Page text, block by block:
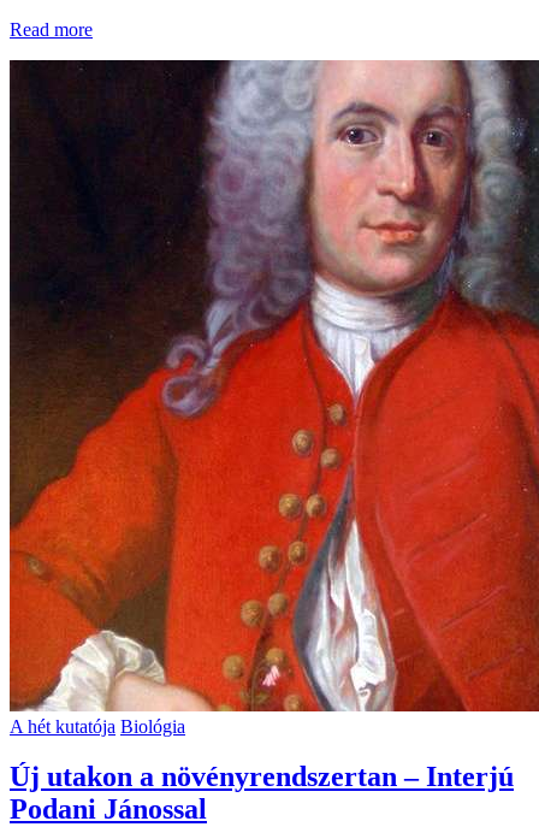
Read more
A hét kutatója Biológia
Új utakon a növényrendszertan – Interjú
Podani Jánossal